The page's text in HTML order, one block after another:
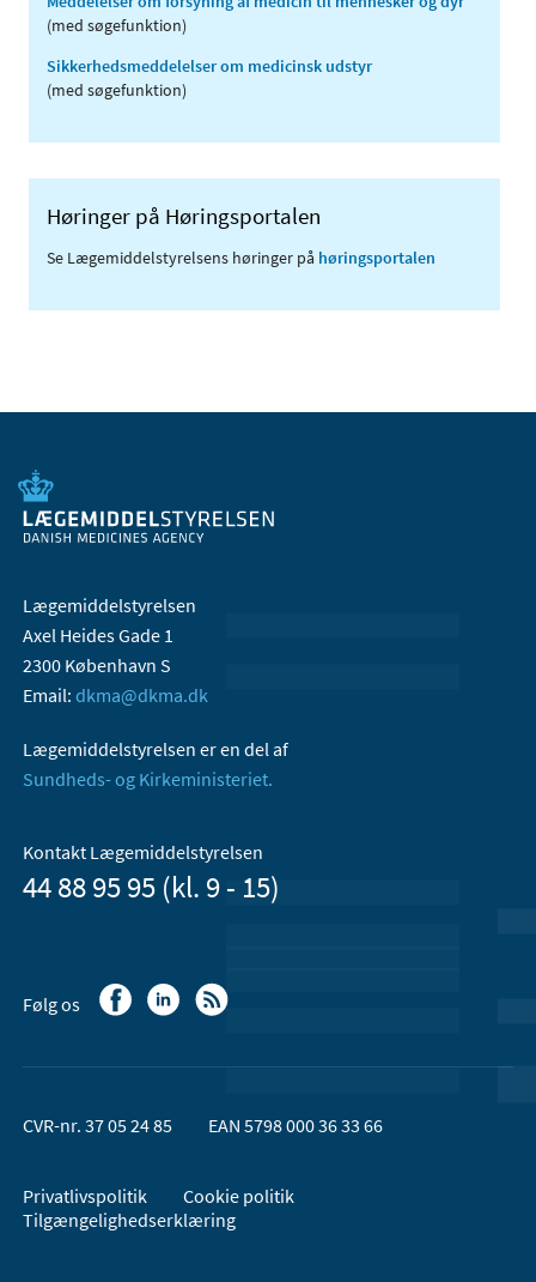
(med søgefunktion)
Sikkerhedsmeddelelser om medicinsk udstyr
(med søgefunktion)
Høringer på Høringsportalen
Se Lægemiddelstyrelsens høringer på høringsportalen
Lægemiddelstyrelsen
Axel Heides Gade 1
2300 København S
Email: dkma@dkma.dk
Lægemiddelstyrelsen er en del af
Sundheds- og Kirkeministeriet.
Kontakt Lægemiddelstyrelsen
44 88 95 95 (kl. 9 - 15)
Følg os
CVR-nr. 37 05 24 85 EAN 5798 000 36 33 66
Privatlivspolitik
Cookie politik
Tilgængelighedserklæring